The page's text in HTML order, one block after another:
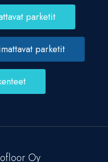
parketit
parketit
Oy